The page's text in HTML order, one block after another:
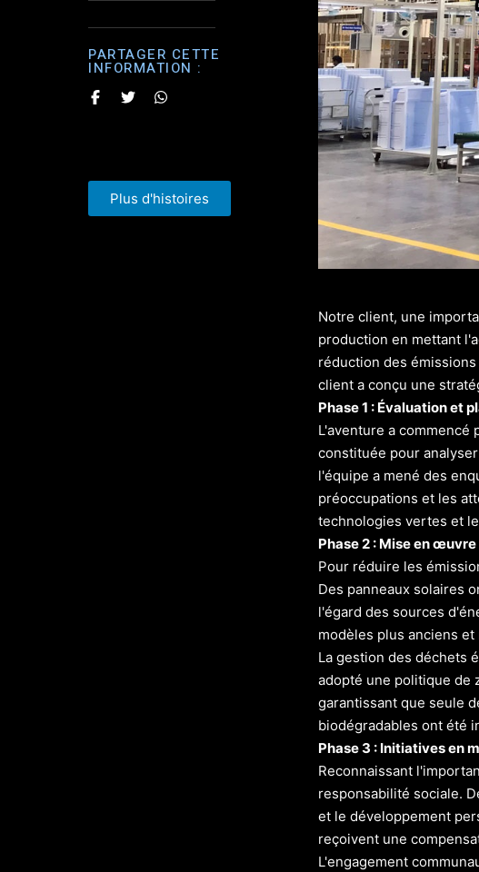
PARTAGER CETTE
INFORMATION :
Plus d'histoires
Notre client, une
production en mettant
réduction des
client a conçu une
Phase 1 : Évaluation et
L'aventure a
constituée pour
l'équipe a mené des
préoccupations et les
technologies vertes et
Phase 2 : Mise en
Pour réduire les
Des panneaux solaires
l'égard des sources
modèles plus anciens
La gestion des déchets
adopté une politique de
garantissant que seule
biodégradables ont été
Phase 3 : Initiatives en
Reconnaissant
responsabilité sociale.
et le développement
reçoivent une
L'engagement